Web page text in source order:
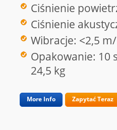
Ciśnienie
Ciśnienie
Wibracje: <2,5
Opakowanie: 10
24,5 kg
More Info Zapytać Teraz